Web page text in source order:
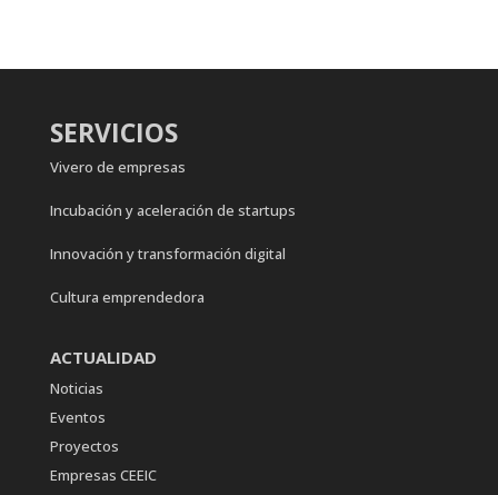
SERVICIOS
Vivero de empresas
Incubación y aceleración de startups
Innovación y transformación digital
Cultura emprendedora
ACTUALIDAD
Noticias
Eventos
Proyectos
Empresas CEEIC